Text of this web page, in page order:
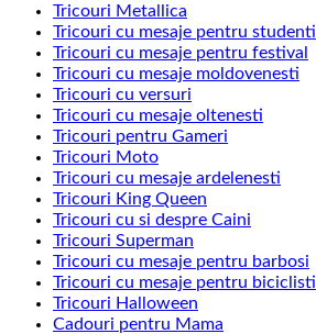
Tricouri Metallica
Tricouri cu mesaje pentru studenti
Tricouri cu mesaje pentru festival
Tricouri cu mesaje moldovenesti
Tricouri cu versuri
Tricouri cu mesaje oltenesti
Tricouri pentru Gameri
Tricouri Moto
Tricouri cu mesaje ardelenesti
Tricouri King Queen
Tricouri cu si despre Caini
Tricouri Superman
Tricouri cu mesaje pentru barbosi
Tricouri cu mesaje pentru biciclisti
Tricouri Halloween
Cadouri pentru Mama